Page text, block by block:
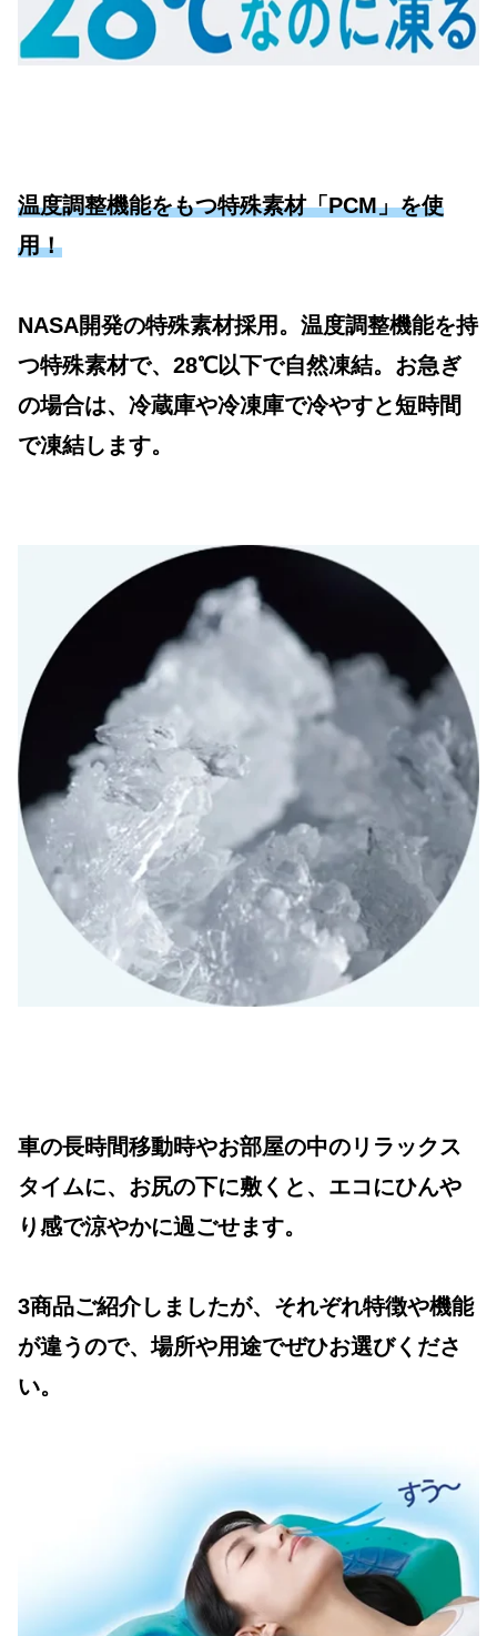
温度調整機能をもつ特殊素材「PCM」を使
用！
NASA開発の特殊素材採用。温度調整機能を持
つ特殊素材で、28℃以下で自然凍結。お急ぎ
の場合は、冷蔵庫や冷凍庫で冷やすと短時間
で凍結します。
車の長時間移動時やお部屋の中のリラックス
タイムに、お尻の下に敷くと、エコにひんや
り感で涼やかに過ごせます。
3商品ご紹介しましたが、それぞれ特徴や機能
が違うので、場所や用途でぜひお選びくださ
い。